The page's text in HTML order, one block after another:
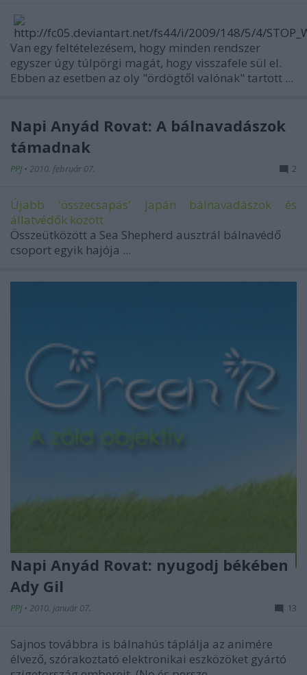
Van egy feltételezésem, hogy minden rendszer
egyszer úgy túlpörgi magát, hogy visszafele sül el.
Ebben az esetben az oly "ördögtől valónak" tartott ...
Napi Anyád Rovat: A bálnavadászok
támadnak
PPJ • 2010. február 07. 2
Újabb 'összecsapás' japán bálnavadászok és
állatvédők között
Összeütközött a Sea Shepherd ausztrál bálnavédő
csoport egyik hajója ...
Napi Anyád Rovat: nyugodj békében
Ady Gil
PPJ • 2010. január 07. 13
Sajnos továbbra is bálnahús táplálja az animére
élvező, szórakoztató elektronikai eszközöket gyártó